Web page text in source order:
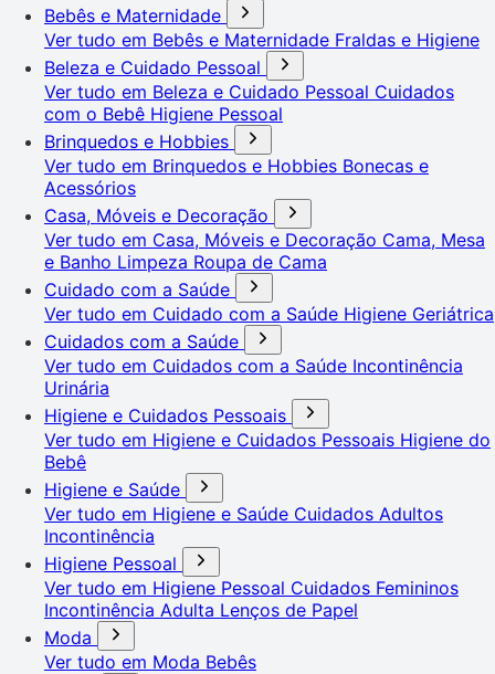
Bebês e Maternidade
Ver tudo em Bebês e Maternidade Fraldas e Higiene
Beleza e Cuidado Pessoal
Ver tudo em Beleza e Cuidado Pessoal Cuidados
com o Bebê Higiene Pessoal
Brinquedos e Hobbies
Ver tudo em Brinquedos e Hobbies Bonecas e
Acessórios
Casa, Móveis e Decoração
Ver tudo em Casa, Móveis e Decoração Cama, Mesa
e Banho Limpeza Roupa de Cama
Cuidado com a Saúde
Ver tudo em Cuidado com a Saúde Higiene Geriátrica
Cuidados com a Saúde
Ver tudo em Cuidados com a Saúde Incontinência
Urinária
Higiene e Cuidados Pessoais
Ver tudo em Higiene e Cuidados Pessoais Higiene do
Bebê
Higiene e Saúde
Ver tudo em Higiene e Saúde Cuidados Adultos
Incontinência
Higiene Pessoal
Ver tudo em Higiene Pessoal Cuidados Femininos
Incontinência Adulta Lenços de Papel
Moda
Ver tudo em Moda Bebês